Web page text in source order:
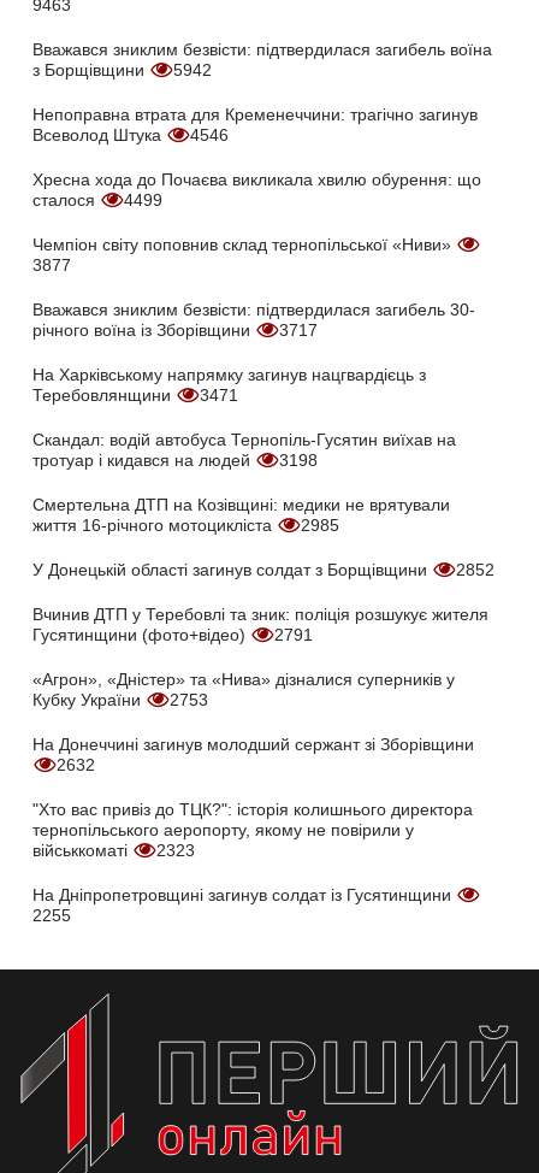
9463
Вважався зниклим безвісти: підтвердилася загибель воїна
з Борщівщини
5942
Непоправна втрата для Кременеччини: трагічно загинув
Всеволод Штука
4546
Хресна хода до Почаєва викликала хвилю обурення: що
сталося
4499
Чемпіон світу поповнив склад тернопільської «Ниви»
3877
Вважався зниклим безвісти: підтвердилася загибель 30-
річного воїна із Зборівщини
3717
На Харківському напрямку загинув нацгвардієць з
Теребовлянщини
3471
Скандал: водій автобуса Тернопіль-Гусятин виїхав на
тротуар і кидався на людей
3198
Смертельна ДТП на Козівщині: медики не врятували
життя 16-річного мотоцикліста
2985
У Донецькій області загинув солдат з Борщівщини 2852
Вчинив ДТП у Теребовлі та зник: поліція розшукує жителя
Гусятинщини (фото+відео)
2791
«Агрон», «Дністер» та «Нива» дізналися суперників у
Кубку України
2753
На Донеччині загинув молодший сержант зі Зборівщини
2632
"Хто вас привіз до ТЦК?": історія колишнього директора
тернопільського аеропорту, якому не повірили у
військкоматі
2323
На Дніпропетровщині загинув солдат із Гусятинщини
2255